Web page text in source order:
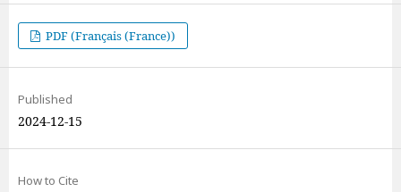
PDF (Français (France))
Published
2024-12-15
How to Cite